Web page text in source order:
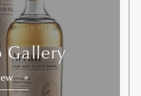
Gallery